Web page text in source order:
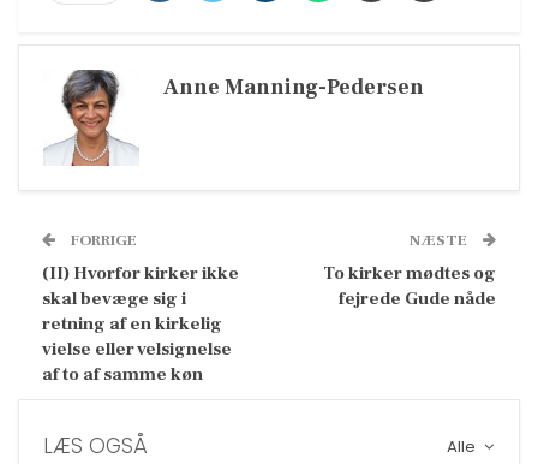
Anne Manning-Pedersen
FORRIGE
(II) Hvorfor kirker ikke
skal bevæge sig i
retning af en kirkelig
vielse eller velsignelse
af to af samme køn
NÆSTE
To kirker mødtes og
fejrede Gude nåde
Alle
LÆS OGSÅ